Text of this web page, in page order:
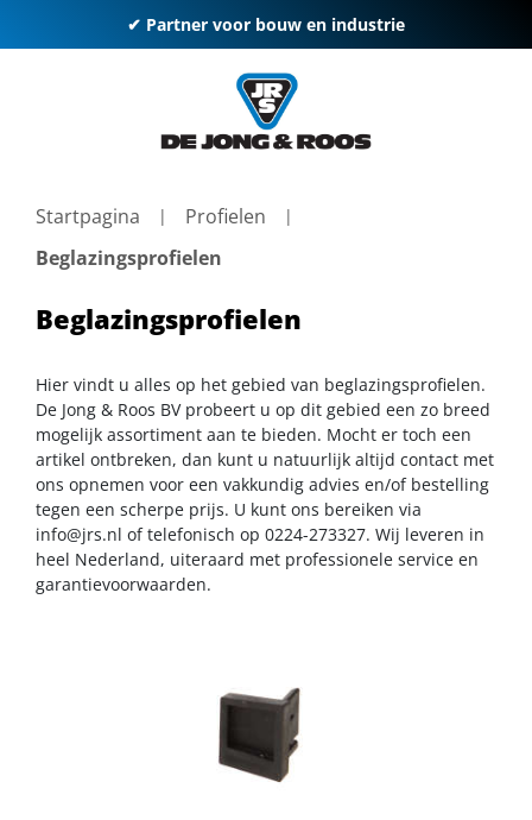
✔ Partner voor bouw en industrie
Startpagina
Profielen
Beglazingsprofielen
Beglazingsprofielen
Hier vindt u alles op het gebied van beglazingsprofielen.
De Jong & Roos BV probeert u op dit gebied een zo breed
mogelijk assortiment aan te bieden. Mocht er toch een
artikel ontbreken, dan kunt u natuurlijk altijd contact met
ons opnemen voor een vakkundig advies en/of bestelling
tegen een scherpe prijs. U kunt ons bereiken via
info@jrs.nl of telefonisch op 0224-273327. Wij leveren in
heel Nederland, uiteraard met professionele service en
garantievoorwaarden.